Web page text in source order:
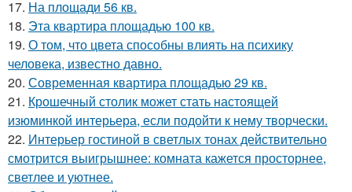
17. На площади 56 кв.
18. Эта квартира площадью 100 кв.
19. О том, что цвета способны влиять на психику
человека, известно давно.
20. Современная квартира площадью 29 кв.
21. Крошечный столик может стать настоящей
изюминкой интерьера, если подойти к нему творчески.
22. Интерьер гостиной в светлых тонах действительно
смотрится выигрышнее: комната кажется просторнее,
светлее и уютнее.